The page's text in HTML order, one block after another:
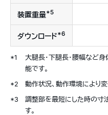
装置重量*5
ダウンロード*6
*1
大腿長・下腿長・腰幅など
能です。
*2
動作状況、動作環境により変
*3
調整部を最短にした時の寸
す。